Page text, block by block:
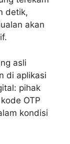
detik,
akan
asli
di aplikasi
pihak
OTP
kondisi